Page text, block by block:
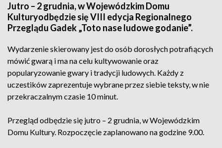
Jutro – 2 grudnia, w Wojewódzkim Domu
Kulturyodbędzie się VIII edycja Regionalnego
Przeglądu Gadek „Toto nase ludowe godanie”.
Wydarzenie skierowany jest do osób dorosłych potrafiących
mówić gwarą i ma na celu kultywowanie oraz
popularyzowanie gwary i tradycji ludowych. Każdy z
uczestików zaprezentuje wybrane przez siebie teksty, w nie
przekraczalnym czasie 10 minut.
Przegląd odbędzie się jutro – 2 grudnia, w Wojewódzkim
Domu Kultury. Rozpoczęcie zaplanowano na godzine 9.00.